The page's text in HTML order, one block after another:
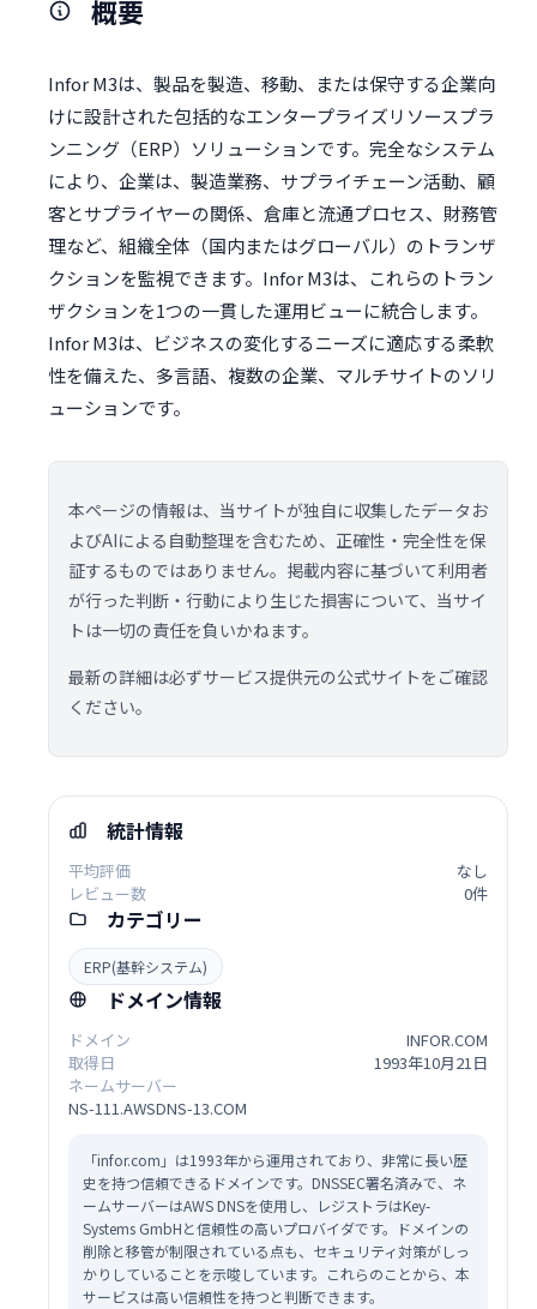
概要
Infor M3は、製品を製造、移動、または保守する企業向
けに設計された包括的なエンタープライズリソースプラ
ンニング（ERP）ソリューションです。完全なシステム
により、企業は、製造業務、サプライチェーン活動、顧
客とサプライヤーの関係、倉庫と流通プロセス、財務管
理など、組織全体（国内またはグローバル）のトランザ
クションを監視できます。Infor M3は、これらのトラン
ザクションを1つの一貫した運用ビューに統合します。
Infor M3は、ビジネスの変化するニーズに適応する柔軟
性を備えた、多言語、複数の企業、マルチサイトのソリ
ューションです。
本ページの情報は、当サイトが独自に収集したデータお
よびAIによる自動整理を含むため、正確性・完全性を保
証するものではありません。掲載内容に基づいて利用者
が行った判断・行動により生じた損害について、当サイ
トは一切の責任を負いかねます。
最新の詳細は必ずサービス提供元の公式サイトをご確認
ください。
統計情報
平均評価
なし
レビュー数
0件
カテゴリー
ERP(基幹システム)
ドメイン情報
ドメイン
INFOR.COM
取得日
1993年10月21日
ネームサーバー
NS-111.AWSDNS-13.COM
「infor.com」は1993年から運用されており、非常に長い歴
史を持つ信頼できるドメインです。DNSSEC署名済みで、ネ
ームサーバーはAWS DNSを使用し、レジストラはKey-
Systems GmbHと信頼性の高いプロバイダです。ドメインの
削除と移管が制限されている点も、セキュリティ対策がしっ
かりしていることを示唆しています。これらのことから、本
サービスは高い信頼性を持つと判断できます。